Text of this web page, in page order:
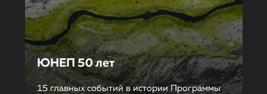
ЮНЕП 50 лет
15 главных событий в истории Программы